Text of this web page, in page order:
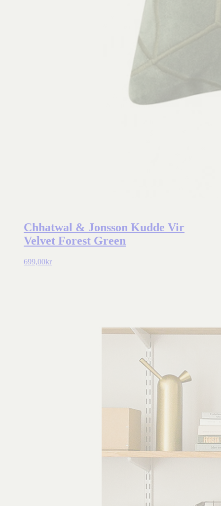
Chhatwal & Jonsson Kudde Vir
Velvet Forest Green
699,00kr